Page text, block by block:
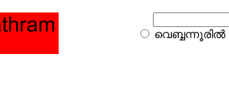
വെബ്ബന്നൂരില്‍